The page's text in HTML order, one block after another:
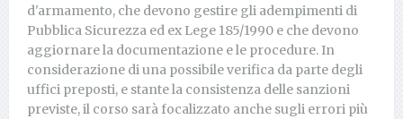
d'armamento, che devono gestire gli adempimenti di
Pubblica Sicurezza ed ex Lege 185/1990 e che devono
aggiornare la documentazione e le procedure. In
considerazione di una possibile verifica da parte degli
uffici preposti, e stante la consistenza delle sanzioni
previste, il corso sarà focalizzato anche sugli errori più